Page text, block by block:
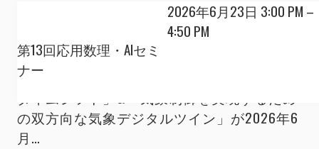
第13回応用数理・AIセミ
ナー
2026年6月23日 3:00 PM –
4:50 PM
第13回応用数理・AIセミナー「AIとデータ同
化で実現する”actionable”な天気予報へのパラ
ダイムシフト」&「気象制御を実現するため
の双方向な気象デジタルツイン」が2026年6
月…